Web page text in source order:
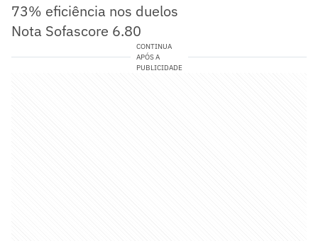
73% eficiência nos duelos
Nota Sofascore 6.80
CONTINUA
APÓS A
PUBLICIDADE